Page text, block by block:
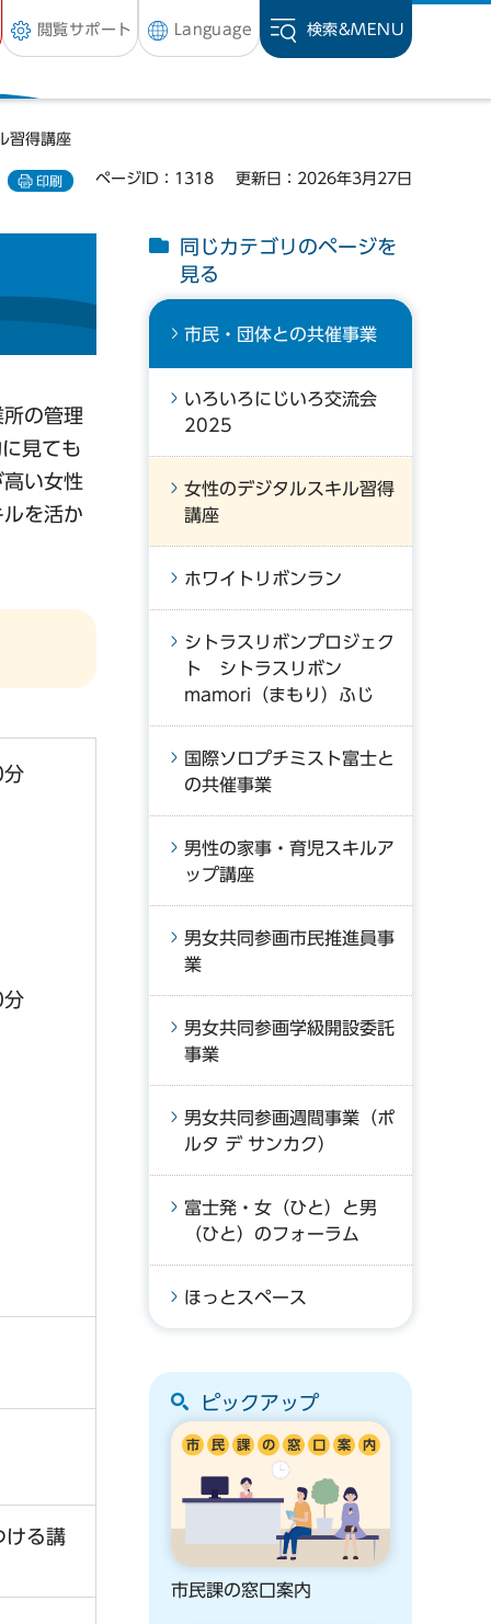
閲覧サポート Language 検索&MENU
習得講座
印刷 ページID：1318 更新日：2026年3月27日
の管理
見ても
い女性
を活か
ける講
同じカテゴリのページを
見る
市民・団体との共催事業
いろいろにじいろ交流会
2025
女性のデジタルスキル習得
講座
ホワイトリボンラン
シトラスリボンプロジェク
ト シトラスリボン
mamori（まもり）ふじ
国際ソロプチミスト富士と
の共催事業
男性の家事・育児スキルア
ップ講座
男女共同参画市民推進員事
業
男女共同参画学級開設委託
事業
男女共同参画週間事業（ポ
ルタ デ サンカク）
富士発・女（ひと）と男
（ひと）のフォーラム
ほっとスペース
ピックアップ
市民課の窓口案内